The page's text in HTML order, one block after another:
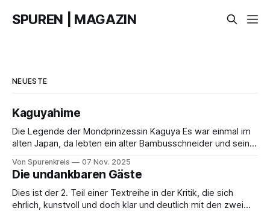
SPUREN | MAGAZIN
NEUESTE
Kaguyahime
Die Legende der Mondprinzessin Kaguya Es war einmal im
alten Japan, da lebten ein alter Bambusschneider und seine
eines Tages fand der alte Bambusschneider einen Bambus
mit einem mysteriösen Licht. Er schnitt ihn ab. Im Inneren
des Stammes sah er
Von Spurenkreis 07 Nov. 2025
Die undankbaren Gäste
Dies ist der 2. Teil einer Textreihe in der Kritik, die sich
ehrlich, kunstvoll und doch klar und deutlich mit den zwei